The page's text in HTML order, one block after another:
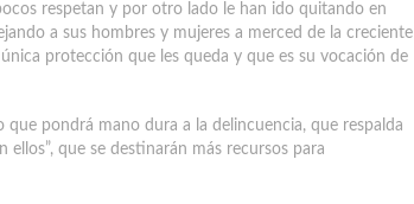
respetan y por otro lado le han ido quitando en
a sus hombres y mujeres a merced de la creciente
protección que les queda y que es su vocación de
pondrá mano dura a la delincuencia, que respalda
que se destinarán más recursos para